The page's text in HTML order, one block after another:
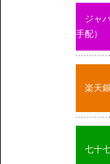
ジャ
手配）
楽天
七十